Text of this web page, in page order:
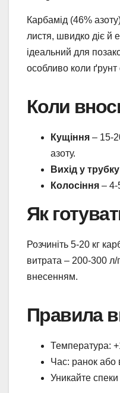
Карбамід (46%
листя, швидко діє й
ідеальний для
особливо коли ґрунт
Коли
Кущіння – 15-
азоту.
Вихід у трубку
Колосіння – 4-
Як
Розчиніть 5-20 кг
витрата – 200-300 л/
внесенням.
Правила
Температура:
Час: ранок або
Уникайте